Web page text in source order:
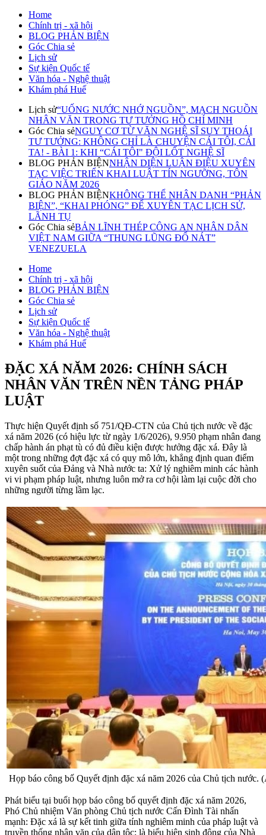
Home
Chính trị - xã hội
BLOG PHẢN BIỆN
Góc Chia sẻ
Lịch sử
Sự kiện Quốc tế
Văn hóa - Nghệ thuật
Khám phá Huế
Lịch sử“UỐNG NƯỚC NHỚ NGUỒN”, MẠCH NGUỒN
NHÂN VĂN TRONG TƯ TƯỞNG HỒ CHÍ MINH
Góc Chia sẻNGUY CƠ TỪ VĂN NGHỆ SĨ SUY THOÁI
TƯ TƯỞNG: KHÔNG CHỈ LÀ CHUYỆN CÁI TÔI, CÁI
TA! - BÀI 1: KHI “CÁI TÔI" ĐỘI LỐT NGHỆ SĨ
BLOG PHẢN BIỆNNHẬN DIỆN LUẬN ĐIỆU XUYÊN
TẠC VIỆC TRIỂN KHAI LUẬT TÍN NGƯỠNG, TÔN
GIÁO NĂM 2026
BLOG PHẢN BIỆNKHÔNG THỂ NHÂN DANH “PHẢN
BIỆN”, “KHAI PHÓNG” ĐỂ XUYÊN TẠC LỊCH SỬ,
LÃNH TỤ
Góc Chia sẻBẢN LĨNH THÉP CÔNG AN NHÂN DÂN
VIỆT NAM GIỮA “THUNG LŨNG ĐỔ NÁT”
VENEZUELA
Home
Chính trị - xã hội
BLOG PHẢN BIỆN
Góc Chia sẻ
Lịch sử
Sự kiện Quốc tế
Văn hóa - Nghệ thuật
Khám phá Huế
ĐẶC XÁ NĂM 2026: CHÍNH SÁCH
NHÂN VĂN TRÊN NỀN TẢNG PHÁP
LUẬT
Thực hiện Quyết định số 751/QĐ-CTN của Chủ tịch nước về đặc
xá năm 2026 (có hiệu lực từ ngày 1/6/2026), 9.950 phạm nhân đang
chấp hành án phạt tù có đủ điều kiện được hưởng đặc xá. Đây là
một trong những đợt đặc xá có quy mô lớn, khẳng định quan điểm
xuyên suốt của Đảng và Nhà nước ta: Xử lý nghiêm minh các hành
vi vi phạm pháp luật, nhưng luôn mở ra cơ hội làm lại cuộc đời cho
những người từng lầm lạc.
Họp báo công bố Quyết định đặc xá năm 2026 của Chủ tịch
Phát biểu tại buổi họp báo công bố quyết định đặc xá năm 2026,
Phó Chủ nhiệm Văn phòng Chủ tịch nước Cấn Đình Tài nhấn
mạnh: Đặc xá là sự kết tinh giữa tính nghiêm minh của pháp luật và
truyền thống nhân văn của dân tộc; là biểu hiện sinh động của Nhà